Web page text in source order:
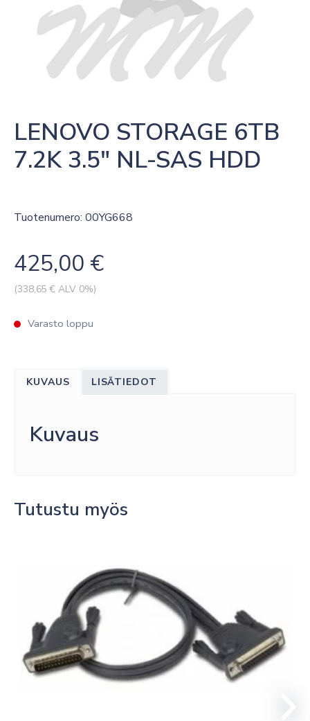
LENOVO STORAGE 6TB
7.2K 3.5″ NL-SAS HDD
Tuotenumero: 00YG668
425,00 €
(338,65 € ALV 0%)
Varasto loppu
KUVAUS LISÄTIEDOT
Kuvaus
Tutustu myös